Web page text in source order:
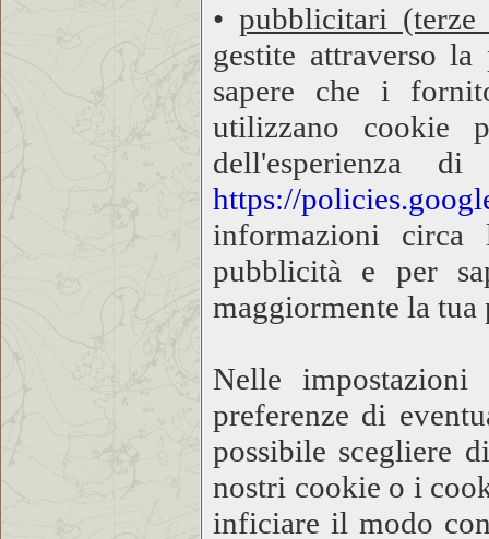
• pubblicitari (terze
gestite attraverso
sapere che i
utilizzano cookie
dell'esperienza
https://
informazioni
pubblicità e per
maggiormente la tua
Nelle
preferenze di
possibile scegliere
nostri cookie o i
inficiare il modo